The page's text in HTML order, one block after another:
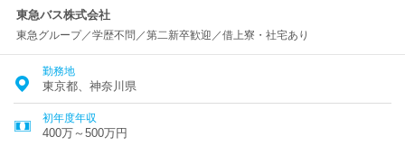
東急バス株式会社
東急グループ／学歴不問／第二新卒歓迎／借上寮・社宅あり
勤務地
東京都、神奈川県
初年度年収
400万～500万円